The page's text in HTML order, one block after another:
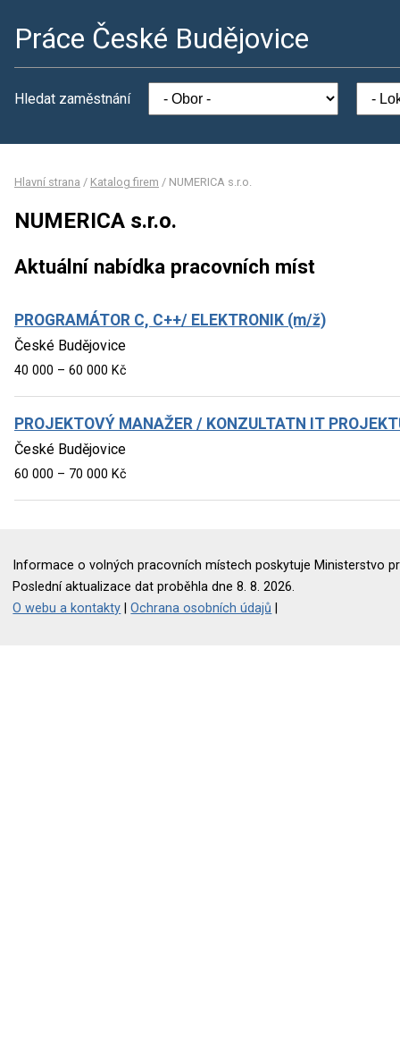
Práce České Budějovice
Hledat zaměstnání
Hlavní strana / Katalog firem / NUMERICA s.r.o.
NUMERICA s.r.o.
Aktuální nabídka pracovních míst
PROGRAMÁTOR C, C++/ ELEKTRONIK (m/ž)
České Budějovice
40 000 – 60 000 Kč
PROJEKTOVÝ MANAŽER / KONZULTATN IT
České Budějovice
60 000 – 70 000 Kč
Informace o volných pracovních místech poskytuje Ministerstvo
Poslední aktualizace dat proběhla dne 8. 8. 2026.
O webu a kontakty |Ochrana osobních údajů